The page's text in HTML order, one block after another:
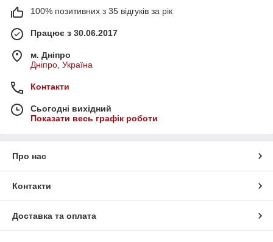
100% позитивних з 35 відгуків за рік
Працює з 30.06.2017
м. Дніпро
Дніпро, Україна
Контакти
Сьогодні вихідний
Показати весь графік роботи
Про нас
Контакти
Доставка та оплата